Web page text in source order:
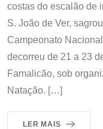
costas do escalão de
S. João de Ver,
Campeonato
decorreu de 21 a 23
Famalicão, sob
Natação. […]
LER MAIS